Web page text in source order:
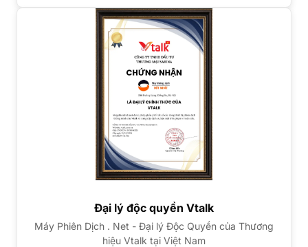
Đại lý độc quyền Vtalk
Máy Phiên Dịch . Net - Đại lý Độc Quyền của Thương
hiệu Vtalk tại Việt Nam